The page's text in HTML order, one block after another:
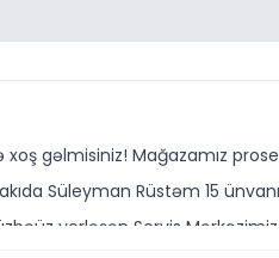
xoş gəlmisiniz! Mağazamız
Süleyman Rüstəm 15
yerləşən Servis